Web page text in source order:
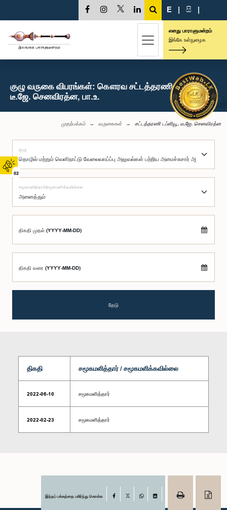
02
E | සි |
எனது பாராளுமன்றம்
இங்கே உள்நுழைக
குழு வருகை விபரங்கள்: கௌரவ சட்டத்தரணி டப்ளியூ.
டீ.ஜே. செனவிரத்ன, பா.உ.
முதற்பக்கம் வருகைகள் சட்டத்தரணி டப்ளியூ. டீ.ஜே. செனவிரத்ன
குழு
சமூகமளித்தார்/சமூகமளிக்கவில்லை
திகதி முதல் (YYYY-MM-DD)
திகதி வரை (YYYY-MM-DD)
தேடு
திகதி சமூகமளித்தார் / சமூகமளிக்கவில்லை
2022-06-10 சமூகமளித்தார்
2022-02-23 சமூகமளித்தார்
இந்தப் பக்கத்தை பகிர்ந்து கொள்க Facebook